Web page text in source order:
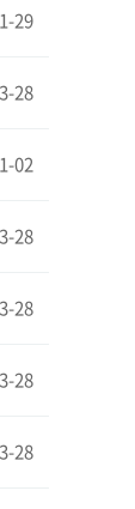
29
28
02
28
28
28
28